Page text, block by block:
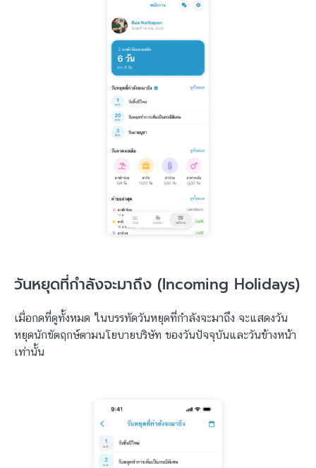
วันหยุดที่กำลังจะมาถึง (Incoming Holidays)
เมื่อกดที่ดูทั้งหมด ในบรรทัดวันหยุดที่กำลังจะมาถึง จะแสดงวัน
หยุดนักขัตฤกษ์ตามนโยบายบริษัท ของวันปัจจุบันและวันข้างหน้า
เท่านั้น